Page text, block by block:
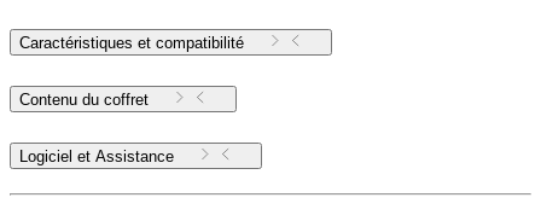
Caractéristiques et compatibilité
Contenu du coffret
Logiciel et Assistance